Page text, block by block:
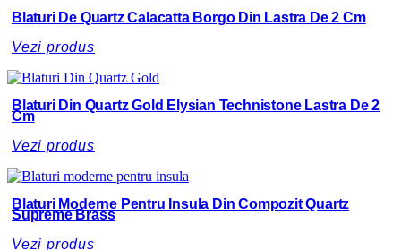
Blaturi De Quartz Calacatta Borgo Din Lastra De 2 Cm
Vezi produs
Blaturi Din Quartz Gold Elysian Technistone Lastra De 2
Cm
Vezi produs
Blaturi Moderne Pentru Insula Din Compozit Quartz
Supreme Brass
Vezi produs